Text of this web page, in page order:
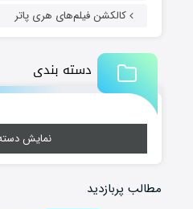
کالکشن فیلم‌های هری پاتر
دسته بندی
نمایش
مطالب پربازدید